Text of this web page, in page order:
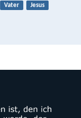
Vater
Jesus